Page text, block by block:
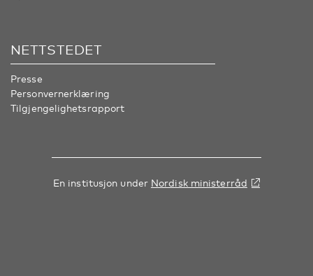
NETTSTEDET
Presse
Personvernerklæring
Tilgjengelighetsrapport
En institusjon under Nordisk ministerråd